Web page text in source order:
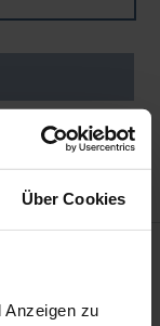
Über Cookies
Anzeigen zu